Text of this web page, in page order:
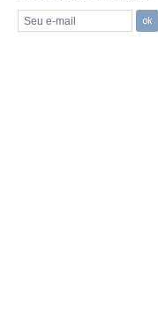
Seu e-mail